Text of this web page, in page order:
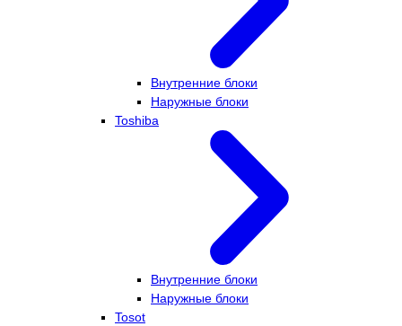
Внутренние блоки
Наружные блоки
Toshiba
Внутренние блоки
Наружные блоки
Tosot